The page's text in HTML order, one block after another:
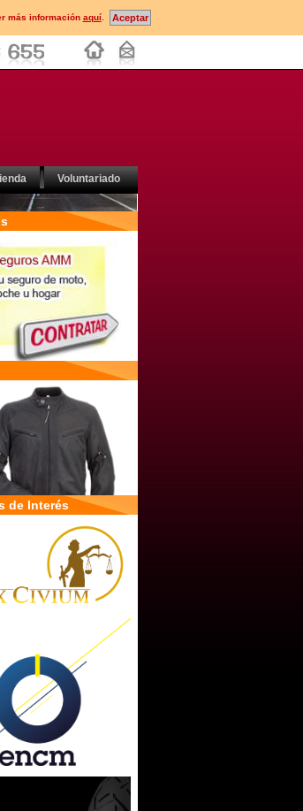
más información aquí.
Voluntariado
de Interés